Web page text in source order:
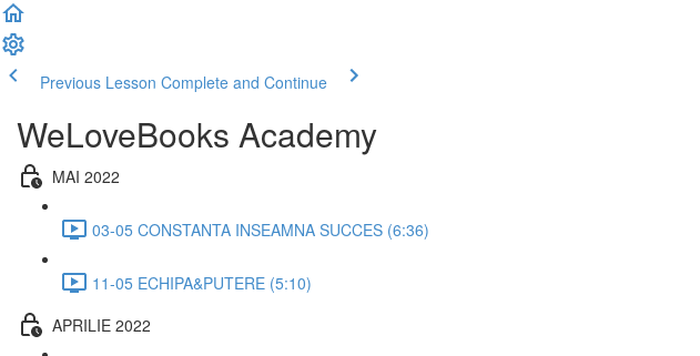
Previous Lesson Complete and Continue
WeLoveBooks Academy
MAI 2022
03-05 CONSTANTA INSEAMNA SUCCES (6:36)
11-05 ECHIPA&PUTERE (5:10)
APRILIE 2022